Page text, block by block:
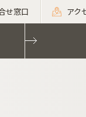
せ窓口 アク